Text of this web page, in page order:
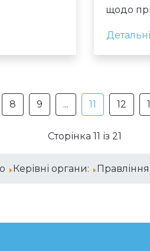
щодо
8 9 ... 11 12
Сторінка 11 із 21
Керівні органи: Правління